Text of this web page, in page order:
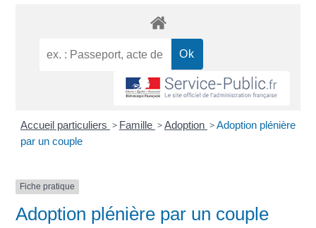
Accueil particuliers > Famille >Adoption >Adoption plénière
par un couple
Fiche pratique
Adoption plénière par un couple